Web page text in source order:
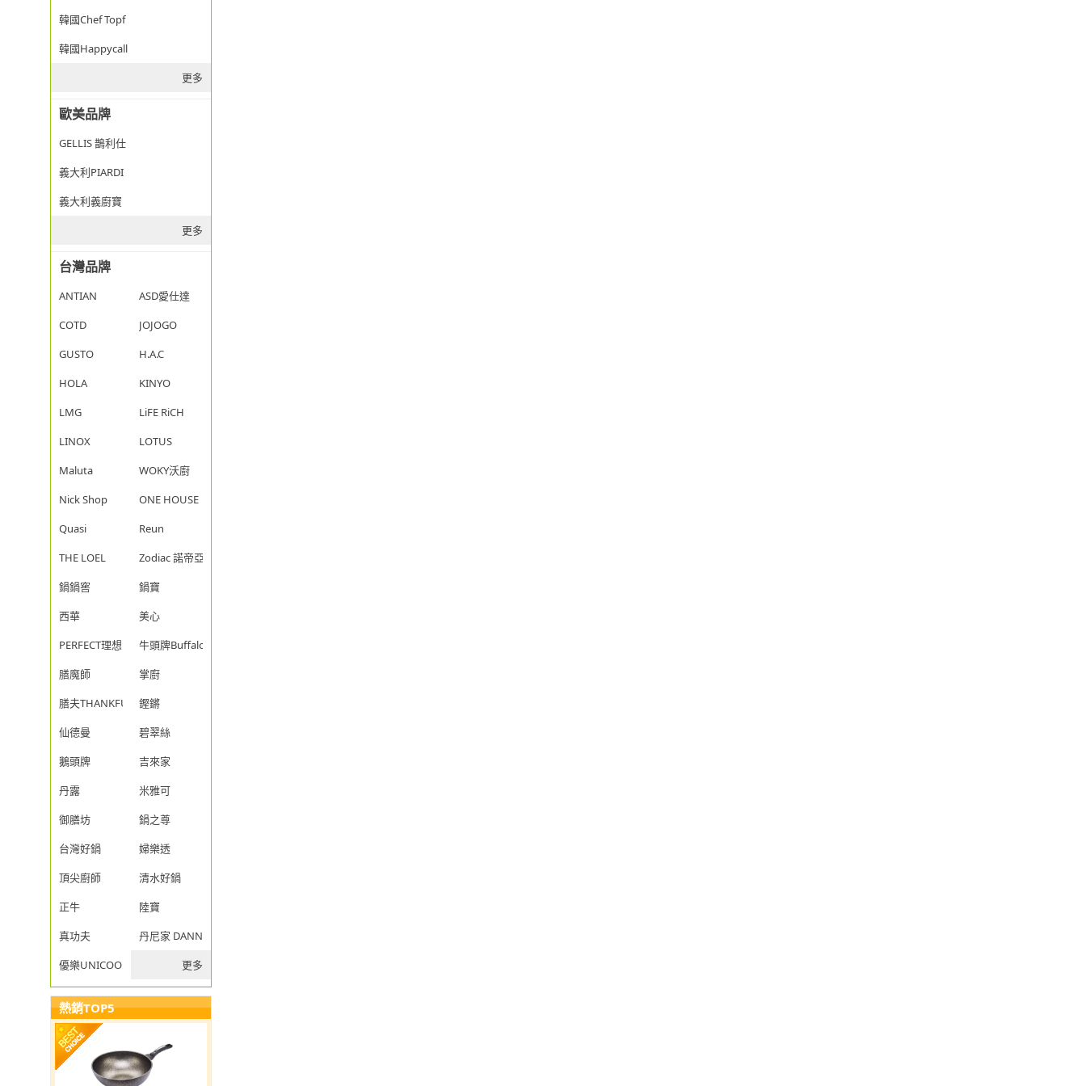
韓國Chef Topf
韓國Happycall
更多
歐美品牌
GELLIS 鵲利仕
義大利PIARDI
義大利義廚寶
更多
台灣品牌
ANTIAN
ASD愛仕達
COTD
JOJOGO
GUSTO
H.A.C
HOLA
KINYO
LMG
LiFE RiCH
LINOX
LOTUS
Maluta
WOKY沃廚
Nick Shop
ONE HOUSE
Quasi
Reun
THE LOEL
Zodiac 諾帝亞
鍋鍋窖
鍋寶
西華
美心
PERFECT理想
牛頭牌Buffalo
膳魔師
掌廚
膳夫THANKFUL
鏗鏘
仙德曼
碧翠絲
鵝頭牌
吉來家
丹露
米雅可
御膳坊
鍋之尊
台灣好鍋
婦樂透
頂尖廚師
清水好鍋
正牛
陸寶
真功夫
丹尼家 DANNY JIA
優樂UNICOOK
更多
熱銷TOP5